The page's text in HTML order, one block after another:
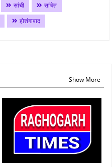
सांची
सांचेत
होशंगाबाद
Show More